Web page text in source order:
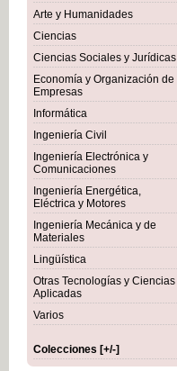
Arte y Humanidades
Ciencias
Ciencias Sociales y Jurídicas
Economía y Organización de
Empresas
Informática
Ingeniería Civil
Ingeniería Electrónica y
Comunicaciones
Ingeniería Energética,
Eléctrica y Motores
Ingeniería Mecánica y de
Materiales
Lingüística
Otras Tecnologías y Ciencias
Aplicadas
Varios
Colecciones [+/-]